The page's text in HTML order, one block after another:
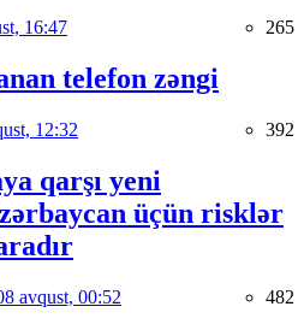
16:47 265
telefon zəngi
12:32 392
qarşı yeni
üçün risklər
avqust, 00:52 482